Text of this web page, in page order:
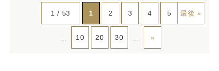
1 / 53 1 2 3 4 5
10 20 30 »
最後 »